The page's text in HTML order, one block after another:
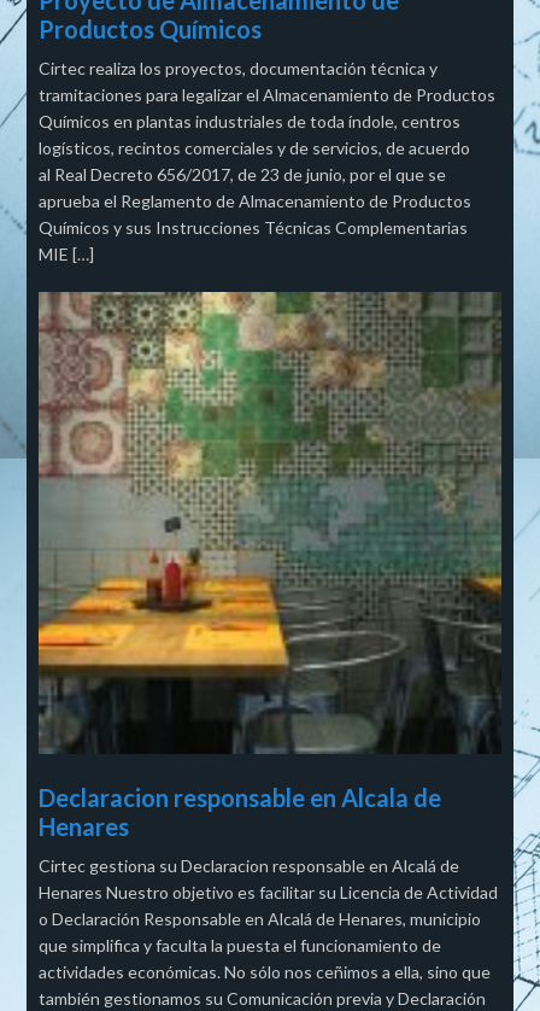
Productos Químicos
Cirtec realiza los proyectos, documentación técnica y
tramitaciones para legalizar el Almacenamiento de Productos
Químicos en plantas industriales de toda índole, centros
logísticos, recintos comerciales y de servicios, de acuerdo
al Real Decreto 656/2017, de 23 de junio, por el que se
aprueba el Reglamento de Almacenamiento de Productos
Químicos y sus Instrucciones Técnicas Complementarias
MIE […]
Declaracion responsable en Alcala de
Henares
Cirtec gestiona su Declaracion responsable en Alcalá de
Henares Nuestro objetivo es facilitar su Licencia de Actividad
o Declaración Responsable en Alcalá de Henares, municipio
que simplifica y faculta la puesta el funcionamiento de
actividades económicas. No sólo nos ceñimos a ella, sino que
también gestionamos su Comunicación previa y Declaración